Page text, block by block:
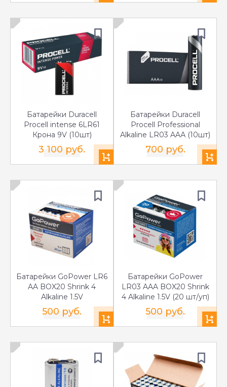
Батарейки Duracell
Procell intense 6LR61
Крона 9V (10шт)
3 100 руб.
Батарейки Duracell
Procell Professional
Alkaline LR03 AAА (10шт)
700 руб.
Батарейки GoPower LR6
AA BOX20 Shrink 4
Alkaline 1.5V
500 руб.
Батарейки GoPower
LR03 AAA BOX20 Shrink
4 Alkaline 1.5V (20 шт/уп)
500 руб.